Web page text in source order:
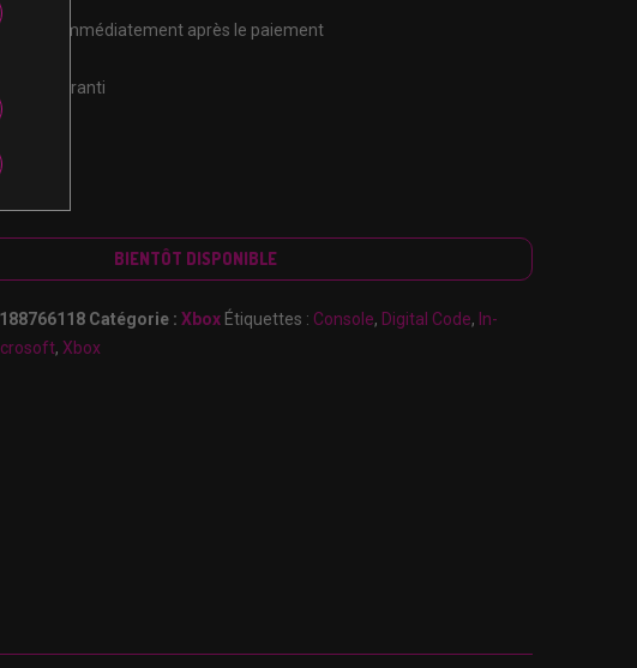
code immédiatement après le paiement
garanti
BIENTÔT DISPONIBLE
Catégorie :Xbox Étiquettes : Console, Digital Code, In-
, Xbox